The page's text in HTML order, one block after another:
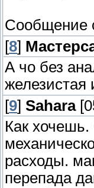
Сообщение
[8]
А чо без
железистая
[9] Sahara
Как хочешь.
расходы.
перепада